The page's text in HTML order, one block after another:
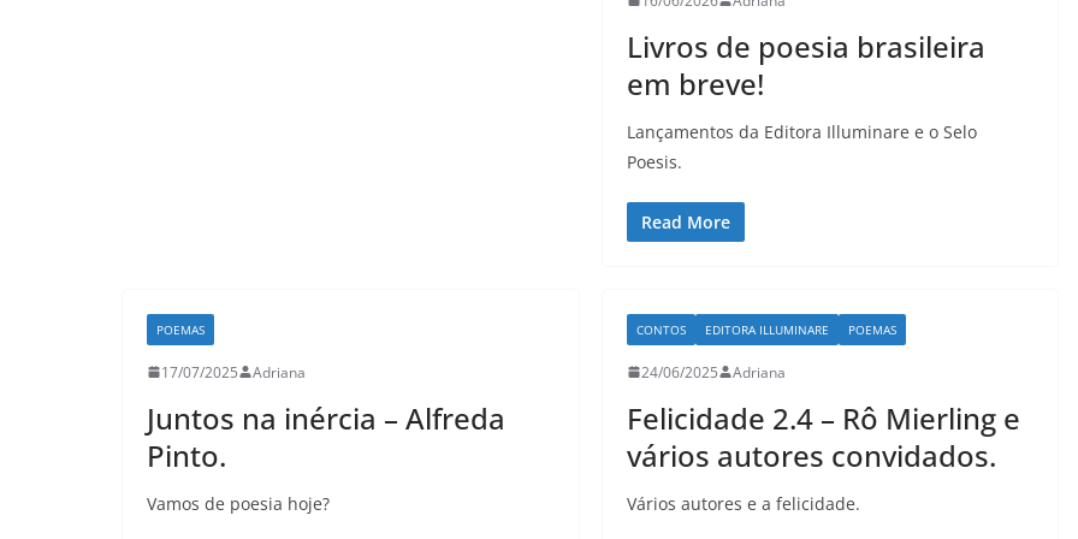
Livros de poesia brasileira
em breve!
Lançamentos da Editora Illuminare e o Selo
Poesis.
Read More
POEMAS
17/07/2025 Adriana
Juntos na inércia – Alfreda
Pinto.
Vamos de poesia hoje?
CONTOS EDITORA ILLUMINARE POEMAS
24/06/2025 Adriana
Felicidade 2.4 – Rô Mierling e
vários autores convidados.
Vários autores e a felicidade.
Já imaginou como seria
revisitar suas histórias
LER E RELER
Entre letras e histórias:
o Ler e Reler férias.